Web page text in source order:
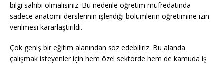
bilgi sahibi olmalısınız. Bu nedenle öğretim müfredatında
sadece anatomi derslerinin işlendiği bölümlerin öğretimine izin
verilmesi kararlaştırıldı.
Çok geniş bir eğitim alanından söz edebiliriz. Bu alanda
çalışmak isteyenler için hem özel sektörde hem de kamuda iş